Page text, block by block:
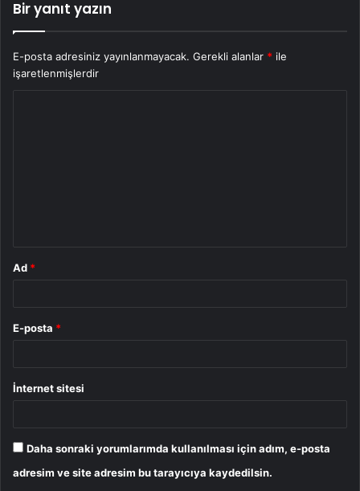
Bir yanıt yazın
E-posta adresiniz yayınlanmayacak. Gerekli alanlar * ile
işaretlenmişlerdir
Ad *
E-posta *
İnternet sitesi
Daha sonraki yorumlarımda kullanılması için adım, e-posta
adresim ve site adresim bu tarayıcıya kaydedilsin.